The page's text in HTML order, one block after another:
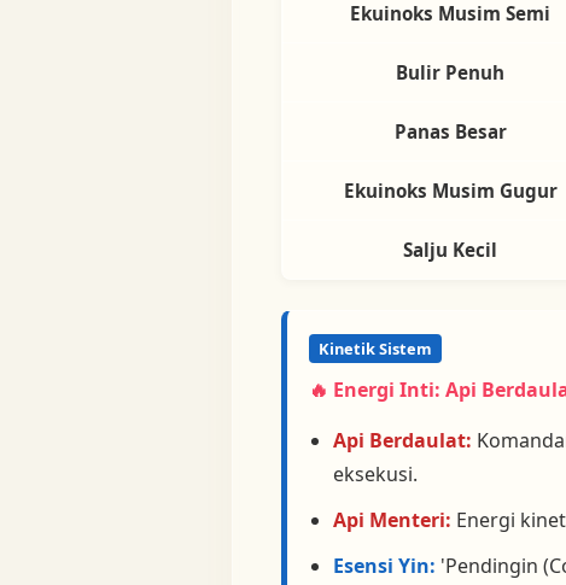
Ekuinoks Musim Semi
Bulir Penuh
Panas Besar
Ekuinoks Musim Gugur
Salju Kecil
Kinetik Sistem
🔥 Energi Inti: Api
Api Berdaulat:
eksekusi.
Api Menteri: Energi
Esensi Yin: 'Pendingin